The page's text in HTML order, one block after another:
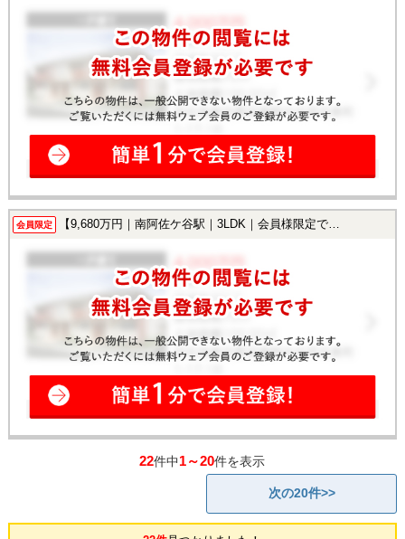
会員限定 【9,680万円｜南阿佐ケ谷駅｜3LDK｜会員様限定で公開中！】
22件中1～20件を表示
次の20件>>